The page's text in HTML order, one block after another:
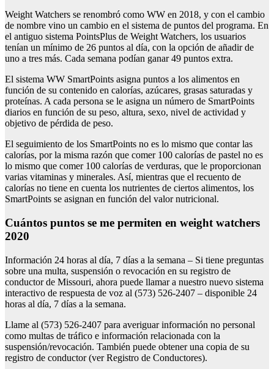
Weight Watchers se renombró como WW en 2018, y con el cambio
de nombre vino un cambio en el sistema de puntos del programa. En
el antiguo sistema PointsPlus de Weight Watchers, los usuarios
tenían un mínimo de 26 puntos al día, con la opción de añadir de
uno a tres más. Cada semana podían ganar 49 puntos extra.
El sistema WW SmartPoints asigna puntos a los alimentos en
función de su contenido en calorías, azúcares, grasas saturadas y
proteínas. A cada persona se le asigna un número de SmartPoints
diarios en función de su peso, altura, sexo, nivel de actividad y
objetivo de pérdida de peso.
El seguimiento de los SmartPoints no es lo mismo que contar las
calorías, por la misma razón que comer 100 calorías de pastel no es
lo mismo que comer 100 calorías de verduras, que le proporcionan
varias vitaminas y minerales. Así, mientras que el recuento de
calorías no tiene en cuenta los nutrientes de ciertos alimentos, los
SmartPoints se asignan en función del valor nutricional.
cuántos puntos se me permiten en weight watchers
2020
Información 24 horas al día, 7 días a la semana – Si tiene preguntas
sobre una multa, suspensión o revocación en su registro de
conductor de Missouri, ahora puede llamar a nuestro nuevo sistema
interactivo de respuesta de voz al (573) 526-2407 – disponible 24
horas al día, 7 días a la semana.
Llame al (573) 526-2407 para averiguar información no personal
como multas de tráfico e información relacionada con la
suspensión/revocación. También puede obtener una copia de su
registro de conductor (ver Registro de Conductores).